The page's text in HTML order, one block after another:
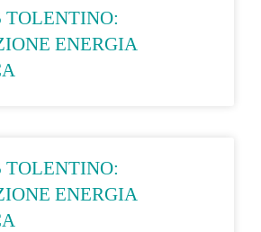
TOLENTINO:
ENERGIA
TOLENTINO:
ENERGIA